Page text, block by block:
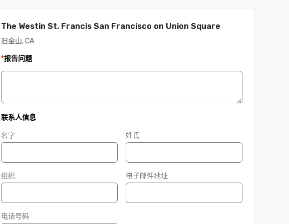
The Westin St. Francis San Francisco on Union Square
旧金山, CA
*报告问题
联系人信息
名字 姓氏
组织 电子邮件地址
电话号码